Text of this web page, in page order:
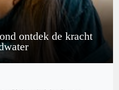
ontdek de kracht